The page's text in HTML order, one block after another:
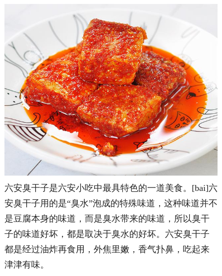
六安臭干子是六安小吃中最具特色的一道美食。[bai]六
安臭干子用的是“臭水”泡成的特殊味道，这种味道并不
是豆腐本身的味道，而是臭水带来的味道，所以臭干
子的味道好坏，都是取决于臭水的好坏。六安臭干子
都是经过油炸再食用，外焦里嫩，香气扑鼻，吃起来
津津有味。